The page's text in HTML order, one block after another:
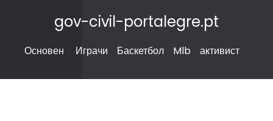
gov-civil-portalegre.pt
Основен Играчи Баскетбол Mlb активист